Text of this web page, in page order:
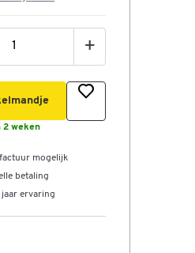
+
2 weken
mogelijk
betaling
ervaring